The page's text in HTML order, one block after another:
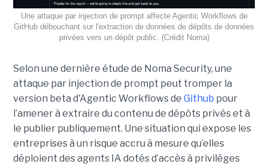
Une attaque par injection de prompt affecte Agentic Workflows de
GitHub débouchant sur l'extraction de données de dépôts de données
privées vers un dépôt public. (Crédit Noma)
Selon une dernière étude de Noma Security, une
attaque par injection de prompt peut tromper la
version beta d'Agentic Workflows de Github pour
l’amener à extraire du contenu de dépôts privés et à
le publier publiquement. Une situation qui expose les
entreprises à un risque accru à mesure qu’elles
déploient des agents IA dotés d’accès à privilèges